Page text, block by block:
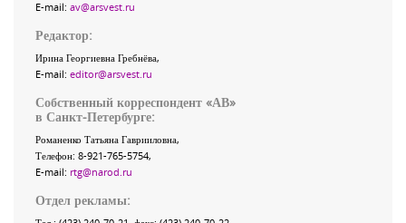
E-mail: av@arsvest.ru
Редактор:
Ирина Георгиевна Гребнёва,
E-mail: editor@arsvest.ru
Собственный корреспондент «АВ»
в Санкт-Петербурге:
Романенко Татьяна Гаврииловна,
Телефон: 8-921-765-5754,
E-mail: rtg@narod.ru
Отдел рекламы: